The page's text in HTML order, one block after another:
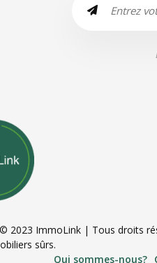
2023 ImmoLink | Tous droits
sûrs.
Qui sommes-nous?